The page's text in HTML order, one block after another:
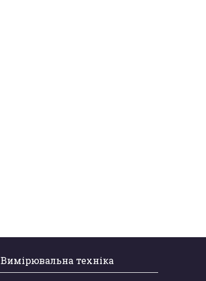
Вимірювальна техніка